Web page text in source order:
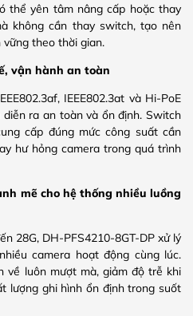
thể yên tâm nâng cấp hoặc thay
không cần thay switch, tạo nên
theo thời gian.
vận hành an toàn
IEEE802.3at và Hi-PoE
ra an toàn và ổn định. Switch
cấp đúng mức công suất cần
hư hỏng camera trong quá trình
mẽ cho hệ thống nhiều luồng
28G, DH-PFS4210-8GT-DP xử lý
camera hoạt động cùng lúc.
về luôn mượt mà, giảm độ trễ khi
lượng ghi hình ổn định trong suốt